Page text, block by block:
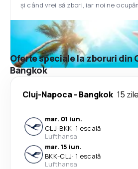
și când vrei să zbori, iar noi ne
Oferte speciale la zboruri din
Bangkok
Cluj-Napoca- Bangkok 15 zile
mar. 01 iun.
CLJ-BKK· 1 escală
Lufthansa
mar. 15 iun.
BKK-CLJ· 1 escală
Lufthansa